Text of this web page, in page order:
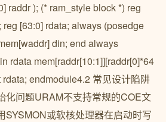
raddr ); (* ram_style block *) reg
reg [63:0] rdata; always (posedge
din; end always
rdata mem[raddr[10:1]][raddr[0]*64
endmodule4.2 常见设计陷阱
化问题URAM不支持常规的COE文
SYSMON或软核处理器在启动时写